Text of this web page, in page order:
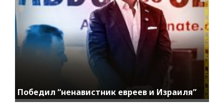
Победил “ненавистник евреев и Израиля”